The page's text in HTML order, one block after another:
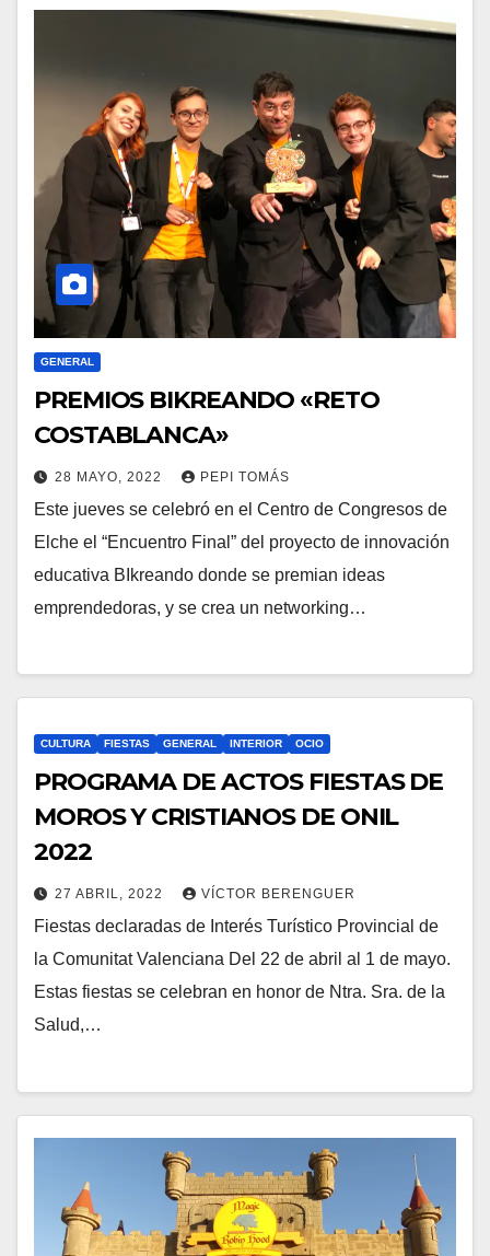
GENERAL
PREMIOS BIKREANDO «RETO
COSTABLANCA»
28 MAYO, 2022 PEPI TOMÁS
Este jueves se celebró en el Centro de Congresos de
Elche el “Encuentro Final” del proyecto de innovación
educativa BIkreando donde se premian ideas
emprendedoras, y se crea un networking…
CULTURA FIESTAS GENERAL INTERIOR OCIO
PROGRAMA DE ACTOS FIESTAS DE
MOROS Y CRISTIANOS DE ONIL
2022
27 ABRIL, 2022 VÍCTOR BERENGUER
Fiestas declaradas de Interés Turístico Provincial de
la Comunitat Valenciana Del 22 de abril al 1 de mayo.
Estas fiestas se celebran en honor de Ntra. Sra. de la
Salud,…